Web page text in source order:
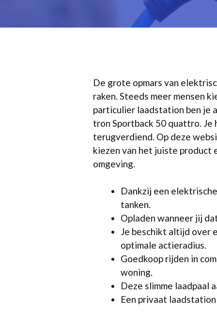
De grote opmars van
raken. Steeds meer mensen
particulier laadstation ben je
tron Sportback 50 quattro.
terugverdiend. Op deze
kiezen van het juiste product
omgeving.
Dankzij een
tanken.
Opladen wanneer jij
Je beschikt altijd over
optimale actieradius.
Goedkoop rijden in
woning.
Deze slimme laadpaal
Een privaat